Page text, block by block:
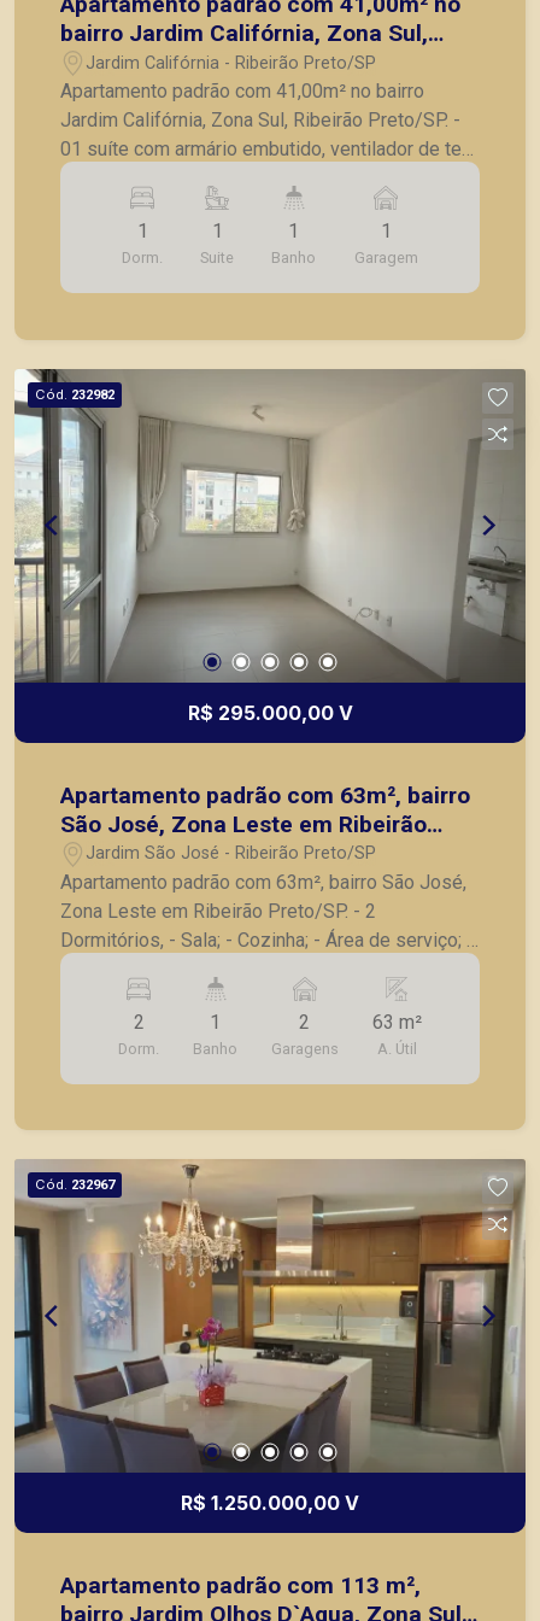
bairro Jardim Califórnia, Zona Sul,
Ribeirão Preto/SP.
Jardim Califórnia - Ribeirão Preto/SP
Apartamento padrão com 41,00m² no bairro
Jardim Califórnia, Zona Sul, Ribeirão Preto/SP. -
01 suíte com armário embutido, ventilador de teto
e sacada; - Sala para 02 ambientes com
ventilador de teto; - Sacada; - Cozinha com
armários; - Lavanderia; - 01 vaga de garagem. A
Piramid tem como objetivo atender seus clientes
com agilidade e segurança, em locação, vendas
Preto.
1
Dorm.
1
Suite
1
Banho
1
Garagem
Cód. 232982
R$ 295.000,00 V
Apartamento padrão com 63m², bairro
São José, Zona Leste em Ribeirão
Preto/SP.
Jardim São José - Ribeirão Preto/SP
Apartamento padrão com 63m², bairro São José,
Zona Leste em Ribeirão Preto/SP. - 2
Dormitórios, - Sala; - Cozinha; - Área de serviço; -
Banheiro social; - 2 Vaga de garagem; A Piramid
tem como objetivo atender seus clientes com
agilidade e segurança, em locação, vendas de
imóveis prontos, usados ou mesmo nos
principais lançamentos da cidade de Ribeirão
2
Dorm.
1
Banho
2
Garagens
63 m²
A. Útil
Cód. 232967
R$ 1.250.000,00 V
Apartamento padrão com 113 m²,
bairro Jardim Olhos D`Agua, Zona Sul